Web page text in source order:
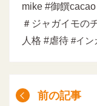
mike #御饌
＃ジャガイモの
人格 #虐待 #イン
前の記事